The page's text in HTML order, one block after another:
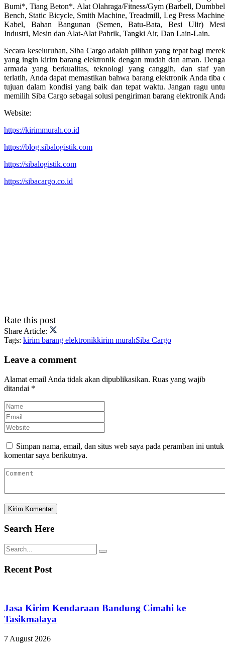
Bumi*, Tiang Beton*. Alat Olahraga/Fitness/Gym (Barbell,
Bench, Static Bicycle, Smith Machine, Treadmill, Leg Press
Kabel, Bahan Bangunan (Semen, Batu-Bata, Besi Ulir)
Industri, Mesin dan Alat-Alat Pabrik, Tangki Air, Dan Lain-Lain.
Secara keseluruhan, Siba Cargo adalah pilihan yang tepat bagi
yang ingin kirim barang elektronik dengan mudah dan aman.
armada yang berkualitas, teknologi yang canggih, dan staf
terlatih, Anda dapat memastikan bahwa barang elektronik Anda tiba
tujuan dalam kondisi yang baik dan tepat waktu. Jangan ragu
memilih Siba Cargo sebagai solusi pengiriman barang elektronik
Website:
https://kirimmurah.co.id
https://blog.sibalogistik.com
https://sibalogistik.com
https://sibacargo.co.id
Rate this post
Share Article:
Tags: kirim barang elektronikkirim murahSiba Cargo
Leave a comment
Alamat email Anda tidak akan dipublikasikan. Ruas yang wajib
ditandai *
Simpan nama, email, dan situs web saya pada peramban ini untuk
komentar saya berikutnya.
Search Here
Recent Post
Jasa Kirim Kendaraan Bandung Cimahi ke
Tasikmalaya
7 August 2026